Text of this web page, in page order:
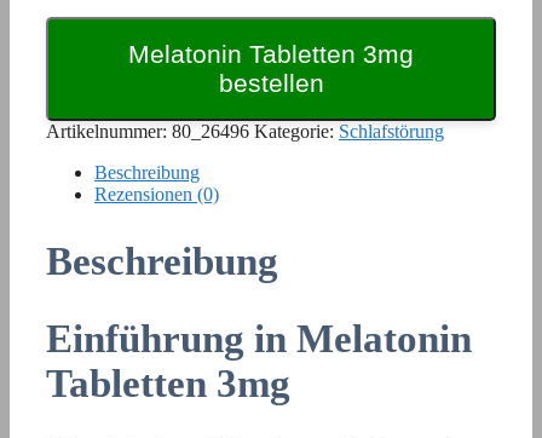
Melatonin Tabletten 3mg
bestellen
Artikelnummer: 80_26496 Kategorie: Schlafstörung
Beschreibung
Rezensionen (0)
Beschreibung
Einführung in Melatonin
Tabletten 3mg